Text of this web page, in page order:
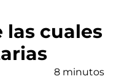
las cuales
8 minutos